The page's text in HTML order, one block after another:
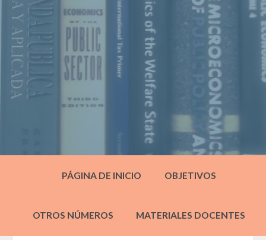
PÁGINA DE INICIO OBJETIVOS
OTROS NÚMEROS MATERIALES DOCENTES